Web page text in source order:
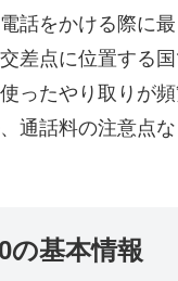
話をかける際に
差点に位置する
ったやり取りが
通話料の注意点
の基本情報